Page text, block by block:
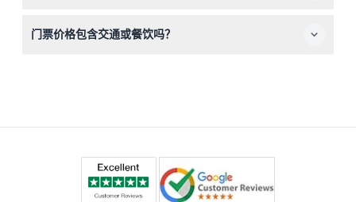
照；同时保持充足饮水，并在观看表演和喂食时遵守安全规
门票价格包含交通或餐饮吗？